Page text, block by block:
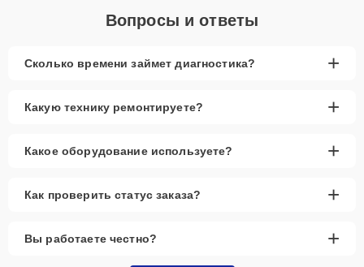
Вопросы и ответы
Сколько времени займет диагностика? +
Какую технику ремонтируете? +
Какое оборудование используете? +
Как проверить статус заказа? +
Вы работаете честно? +